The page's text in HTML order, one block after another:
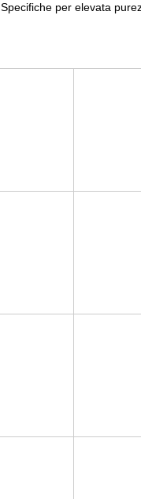
Specifiche per elevata